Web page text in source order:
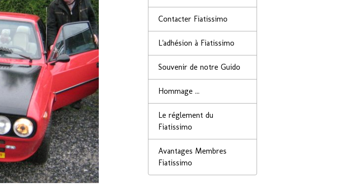
Contacter Fiatissimo
L'adhésion à Fiatissimo
Souvenir de notre Guido
Hommage ...
Le réglement du
Fiatissimo
Avantages Membres
Fiatissimo